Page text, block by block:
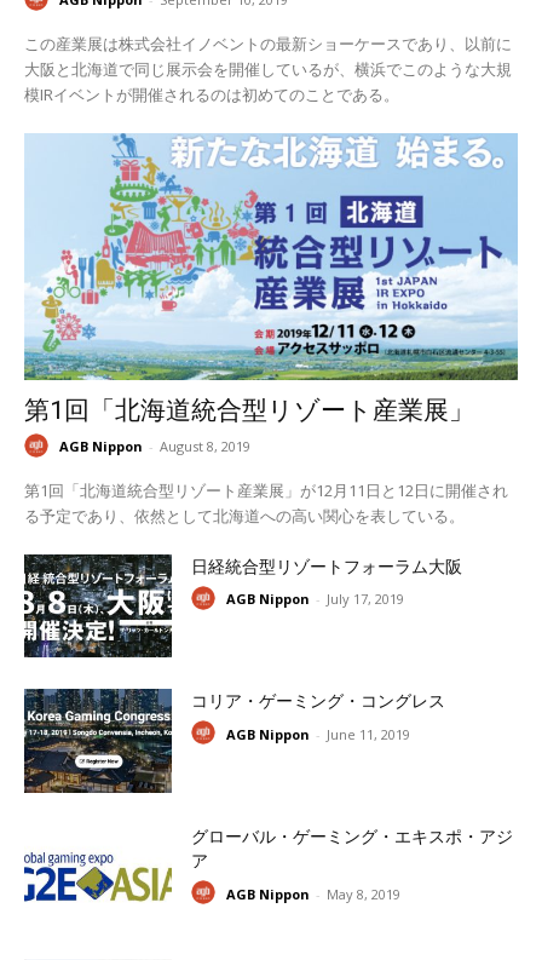
この産業展は株式会社イノベントの最新ショーケースであり、以前に
大阪と北海道で同じ展示会を開催しているが、横浜でこのような大規
模IRイベントが開催されるのは初めてのことである。
第1回「北海道統合型リゾート産業展」
AGB Nippon - August 8, 2019
第1回「北海道統合型リゾート産業展」が12月11日と12日に開催され
る予定であり、依然として北海道への高い関心を表している。
日経統合型リゾートフォーラム大阪
AGB Nippon - July 17, 2019
コリア・ゲーミング・コングレス
AGB Nippon - June 11, 2019
グローバル・ゲーミング・エキスポ・アジ
ア
AGB Nippon - May 8, 2019